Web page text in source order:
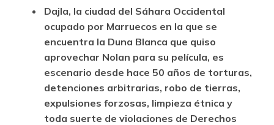
Dajla, la ciudad del Sáhara Occidental
ocupado por Marruecos en la que se
encuentra la Duna Blanca que quiso
aprovechar Nolan para su película, es
escenario desde hace 50 años de torturas,
detenciones arbitrarias, robo de tierras,
expulsiones forzosas, limpieza étnica y
toda suerte de violaciones de Derechos